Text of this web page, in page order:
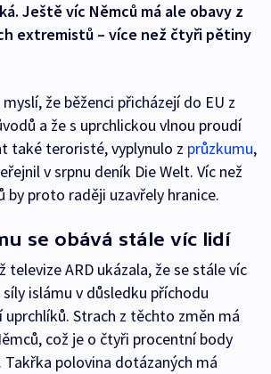
Ještě víc Němců má ale obavy z
extremistů – více než čtyři pětiny
že běženci přicházejí do EU z
a že s uprchlickou vlnou proudí
také teroristé, vyplynulo z průzkumu,
v srpnu deník Die Welt. Víc než
by proto raději uzavřely hranice.
se obává stále víc lidí
televize ARD ukázala, že se stále víc
islámu v důsledku příchodu
Strach z těchto změn má
což je o čtyři procentní body
Takřka polovina dotázaných má